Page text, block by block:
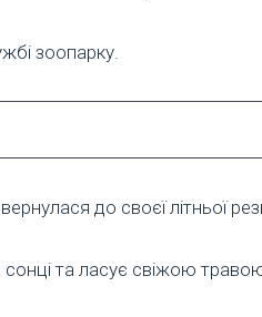
зоопарку.
до своєї літньої
сонці та ласує свіжою